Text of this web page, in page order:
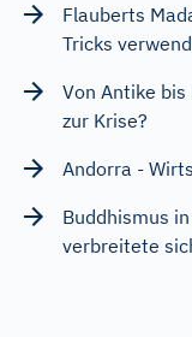
Flauberts
Tricks
Von Antike
zur Krise?
Andorra -
Buddhismus
verbreitete